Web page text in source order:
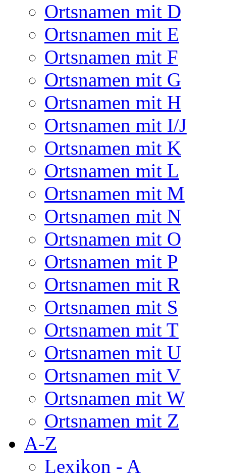
Ortsnamen mit D
Ortsnamen mit E
Ortsnamen mit F
Ortsnamen mit G
Ortsnamen mit H
Ortsnamen mit I/J
Ortsnamen mit K
Ortsnamen mit L
Ortsnamen mit M
Ortsnamen mit N
Ortsnamen mit O
Ortsnamen mit P
Ortsnamen mit R
Ortsnamen mit S
Ortsnamen mit T
Ortsnamen mit U
Ortsnamen mit V
Ortsnamen mit W
Ortsnamen mit Z
A-Z
Lexikon - A